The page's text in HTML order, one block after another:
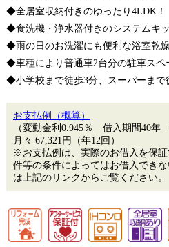
◆全居室収納付きのゆったり4LDK！
◆食洗機・浄水器付きのシステムキ
◆雨の日のお洗濯にも便利な浴室乾燥
◆車種により普通車2台分の駐車スペ
◆小学校まで徒歩3分、スーパーまで
お支払例（概算）
（変動金利0.945％ 借入期間40年
月々 67,321 円（年12回）
※お支払例は、実際のお借入を保
件等の条件によってはお借入でき
は上記のリンクからご覧ください。